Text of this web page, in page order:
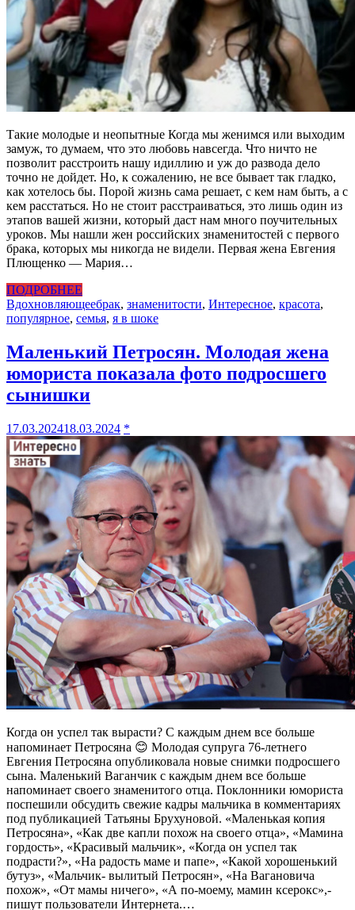
Такие молодые и неопытные Когда мы женимся или выходим
замуж, то думаем, что это любовь навсегда. Что ничто не
позволит расстроить нашу идиллию и уж до развода дело
точно не дойдет. Но, к сожалению, не все бывает так гладко,
как хотелось бы. Порой жизнь сама решает, с кем нам быть, а с
кем расстаться. Но не стоит расстраиваться, это лишь один из
этапов вашей жизни, который даст нам много поучительных
уроков. Мы нашли жен российских знаменитостей с первого
брака, которых мы никогда не видели. Первая жена Евгения
Плющенко — Мария…
ПОДРОБНЕЕ
Вдохновляющеебрак, знаменитости, Интересное, красота,
популярное, семья, я в шоке
Маленький Петросян. Молодая жена
юмориста показала фото подросшего
сынишки
17.03.202418.03.2024 *
Когда он успел так вырасти? С каждым днем все больше
напоминает Петросяна 😊 Молодая супруга 76-летнего
Евгения Петросяна опубликовала новые снимки подросшего
сына. Маленький Ваганчик с каждым днем все больше
напоминает своего знаменитого отца. Поклонники юмориста
поспешили обсудить свежие кадры мальчика в комментариях
под публикацией Татьяны Брухуновой. «Маленькая копия
Петросяна», «Как две капли похож на своего отца», «Мамина
гордость», «Красивый мальчик», «Когда он успел так
подрасти?», «На радость маме и папе», «Какой хорошенький
бутуз», «Мальчик- вылитый Петросян», «На Вагановича
похож», «От мамы ничего», «А по-моему, мамин ксерокс»,-
пишут пользователи Интернета.…